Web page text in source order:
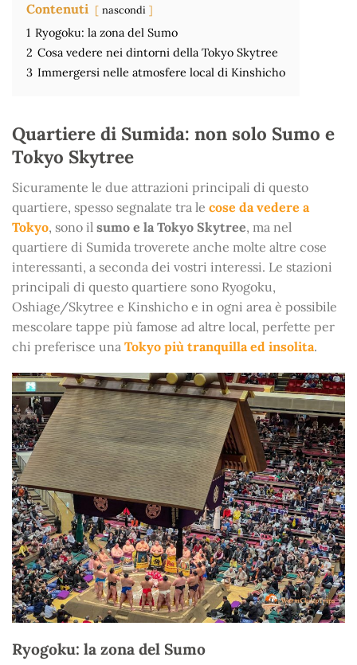
Contenuti nascondi
1 Ryogoku: la zona del Sumo
2 Cosa vedere nei dintorni della Tokyo Skytree
3 Immergersi nelle atmosfere local di Kinshicho
Quartiere di Sumida: non solo Sumo e
Tokyo Skytree
Sicuramente le due attrazioni principali di questo
quartiere, spesso segnalate tra le cose da vedere a
Tokyo, sono il sumo e la Tokyo Skytree, ma nel
quartiere di Sumida troverete anche molte altre cose
interessanti, a seconda dei vostri interessi. Le stazioni
principali di questo quartiere sono Ryogoku,
Oshiage/Skytree e Kinshicho e in ogni area è possibile
mescolare tappe più famose ad altre local, perfette per
chi preferisce una Tokyo più tranquilla ed insolita.
Ryogoku: la zona del Sumo